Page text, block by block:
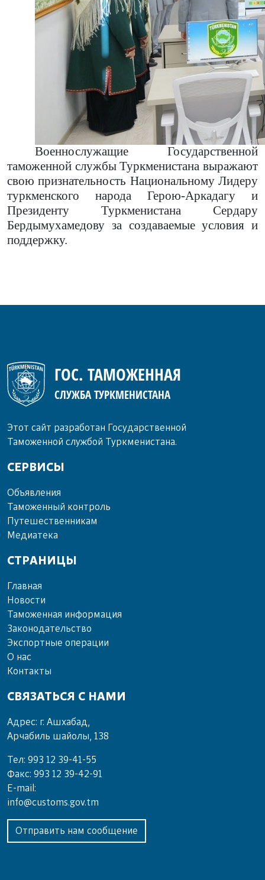
Военнослужащие Государственной
таможенной службы Туркменистана выражают
свою признательность Национальному Лидеру
туркменского народа Герою-Аркадагу и
Президенту Туркменистана Сердару
Бердымухамедову за создаваемые условия и
поддержку.
ГОС. ТАМОЖЕННАЯ
СЛУЖБА ТУРКМЕНИСТАНА
Этот сайт разработан Государственной
Таможенной службой Туркменистана.
СЕРВИСЫ
Объ­яв­ле­ния
Та­мо­жен­ный кон­троль
Пу­те­шест­вен­ни­кам
Ме­диа­те­ка
СТРАНИЦЫ
Главная
Новости
Таможенная информация
Законодательство
Экспортные операции
О нас
Контакты
СВЯЗАТЬСЯ С НАМИ
Адрес: г. Ашхабад,
Арчабиль шайолы, 138
Тел: 993 12 39-41-55
Факс: 993 12 39-42-91
E-mail:
info@customs.gov.tm
Отправить нам сообщение